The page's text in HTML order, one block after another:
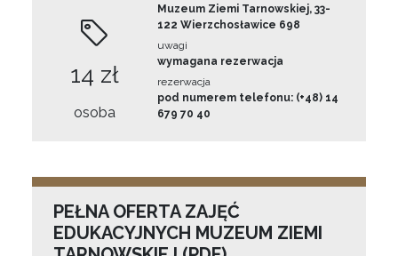
14 zł
osoba
Muzeum Ziemi Tarnowskiej, 33-
122 Wierzchosławice 698
uwagi
wymagana rezerwacja
rezerwacja
pod numerem telefonu: (+48) 14
679 70 40
PEŁNA OFERTA ZAJĘĆ
EDUKACYJNYCH MUZEUM ZIEMI